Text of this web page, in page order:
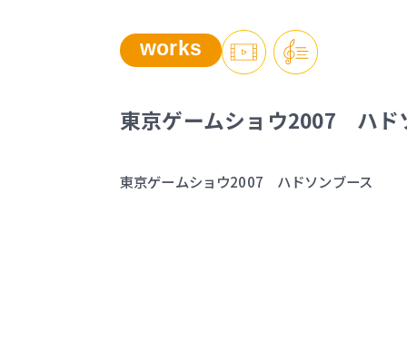
works
東京ゲームショウ2007 ハド
東京ゲームショウ2007 ハドソンブース